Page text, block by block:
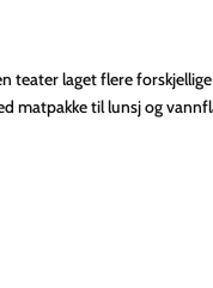
teater laget flere
matpakke til lunsj og